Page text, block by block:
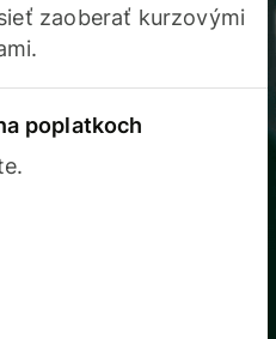
zaoberať kurzovými
poplatkoch